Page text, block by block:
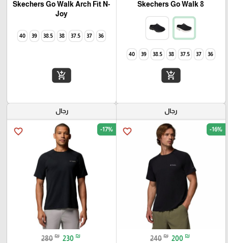
Skechers Go Walk 8
36
37
37.5
38
38.5
39
40
add_shopping_cart
Skechers Go Walk Arch Fit N-
Joy
36
37
37.5
38
38.5
39
40
add_shopping_cart
رجال
favorite_border -16%
240 ₪ 200 ₪
رجال
favorite_border -17%
280 ₪ 230 ₪